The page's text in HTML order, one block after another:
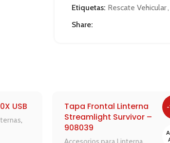
Etiquetas: Rescate Vehicular,
Share:
USB
,
Tapa Frontal Linterna
Streamlight Survivor –
908039
Accesorios para Linterna,